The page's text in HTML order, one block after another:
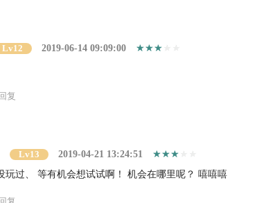
Lv12
2019-06-14 09:09:00
回复
Lv13
2019-04-21 13:24:51
玩过、 等有机会想试试啊！ 机会在哪里呢？ 嘻嘻嘻